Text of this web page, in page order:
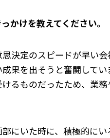
かけを教えてください。
思決定のスピードが早い
果を出そうと奮闘して
けるものだったため、業
部にいた時に、積極的に